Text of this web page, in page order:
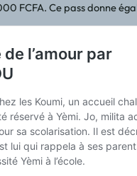
FCFA. Ce pass donne